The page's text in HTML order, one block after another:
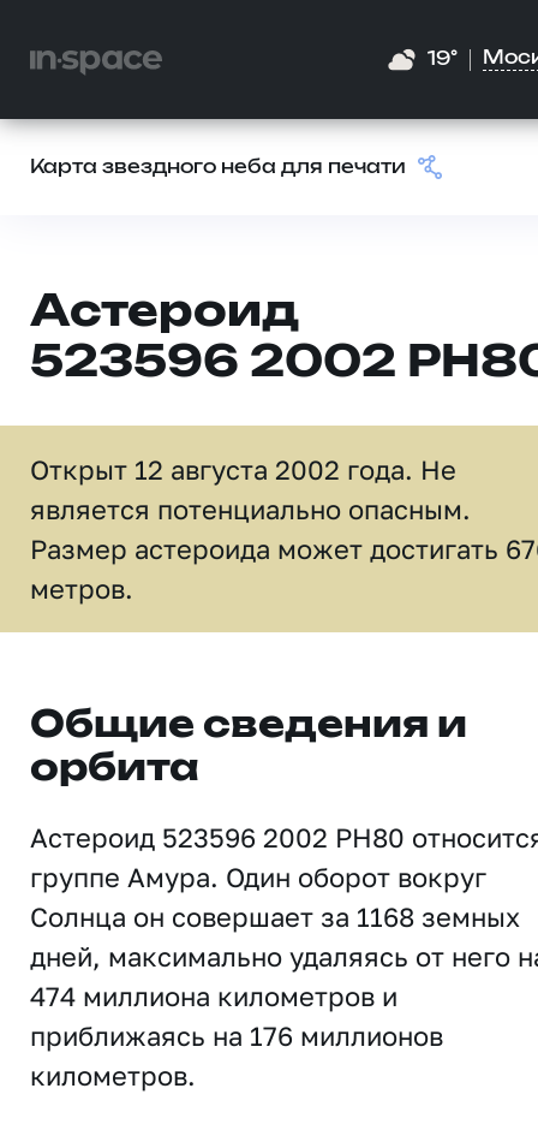
19°
Карта звездного неба для печати
Астероид
523596 2002
Открыт 12 августа 2002 года. Не
является потенциально опасным.
Размер астероида может достигать
метров.
Общие сведения и
орбита
Астероид 523596 2002 PH80
группе Амура. Один оборот вокруг
Солнца он совершает за 1168 земных
дней, максимально удаляясь от него
474 миллиона километров и
приближаясь на 176 миллионов
километров.